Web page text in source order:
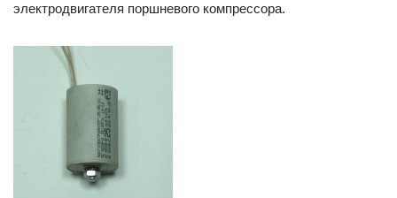
электродвигателя поршневого компрессора.